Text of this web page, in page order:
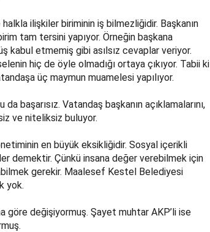
ilişkiler biriminin iş bilmezliğidir. Başkanın
tam tersini yapıyor. Örneğin başkana
kabul etmemiş gibi asılsız cevaplar veriyor.
hiç de öyle olmadığı ortaya çıkıyor. Tabii ki
üç maymun muamelesi yapılıyor.
başarısız. Vatandaş başkanın açıklamalarını,
ve niteliksiz buluyor.
en büyük eksikliğidir. Sosyal içerikli
demektir. Çünkü insana değer verebilmek için
gerekir. Maalesef Kestel Belediyesi
yok.
göre değişiyormuş. Şayet muhtar AKP’li ise